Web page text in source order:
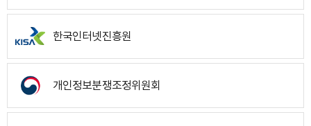
한국인터넷진흥원
개인정보분쟁조정위원회